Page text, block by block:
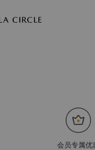
会员专属优